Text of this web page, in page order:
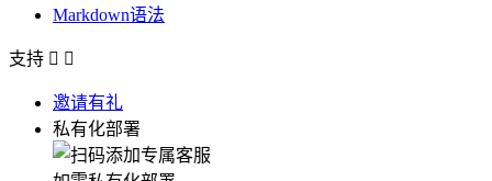
Markdown语法
支持  
邀请有礼
私有化部署